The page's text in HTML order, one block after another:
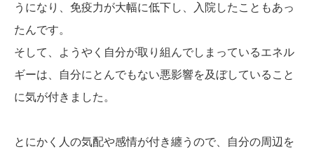
うになり、免疫力が大幅に低下し、入院したこともあっ
たんです。
そして、ようやく自分が取り組んでしまっているエネル
ギーは、自分にとんでもない悪影響を及ぼしていること
に気が付きました。
とにかく人の気配や感情が付き纏うので、自分の周辺を